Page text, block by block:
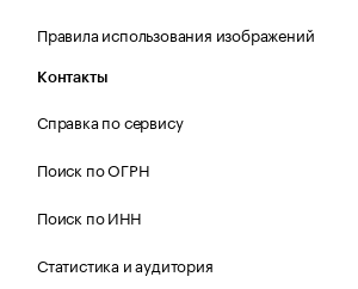
Правила использования изображений
Контакты
Справка по сервису
Поиск по ОГРН
Поиск по ИНН
Статистика и аудитория